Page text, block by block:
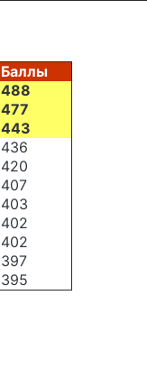
Баллы
488
477
443
436
420
407
403
402
402
397
395